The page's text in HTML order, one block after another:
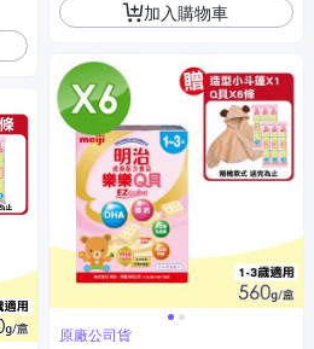
加入購物車
原廠公司貨